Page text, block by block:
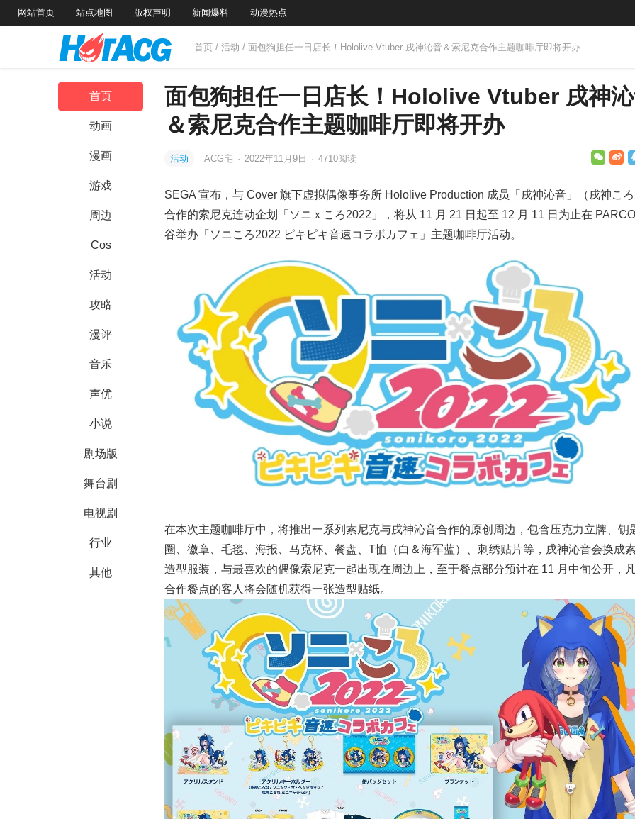
网站首页 站点地图 版权声明 新闻爆料 动漫热点
首页 / 活动 / 面包狗担任一日店长！Hololive Vtuber 戌神沁音＆索尼克合作主题咖啡厅即将开办
首页
动画
漫画
游戏
周边
Cos
活动
攻略
漫评
音乐
声优
小说
剧场版
舞台剧
电视剧
行业
其他
面包狗担任一日店长！Hololive Vtuber 戌神
＆索尼克合作主题咖啡厅即将开办
活动 ACG宅 · 2022年11月9日 · 4710阅读
SEGA 宣布，与 Cover 旗下虚拟偶像事务所 Hololive Production 成员「戌神沁音」（戌神ころ
合作的索尼克连动企划「ソニｘころ2022」，将从 11 月 21 日起至 12 月 11 日为止在
谷举办「ソニころ2022 ピキピキ音速コラボカフェ」主题咖啡厅活动。
在本次主题咖啡厅中，将推出一系列索尼克与戌神沁音合作的原创周边，包含压克力立牌、钥
圈、徽章、毛毯、海报、马克杯、餐盘、T恤（白＆海军蓝）、刺绣贴片等，戌神沁音会换成
造型服装，与最喜欢的偶像索尼克一起出现在周边上，至于餐点部分预计在 11 月中旬公开，
合作餐点的客人将会随机获得一张造型贴纸。